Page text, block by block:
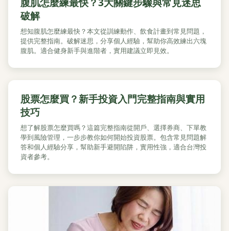
破解
想知腹肌怎麼練最快？本文從訓練動作、飲食計畫到常見問題，
提供完整指南。破解迷思，分享個人經驗，幫助你高效練出六塊
腹肌。適合健身新手與進階者，實用建議立即見效。
股票怎麼買？新手投資入門完整指南與實用
技巧
想了解股票怎麼買嗎？這篇完整指南從開戶、選擇券商、下單教
學到風險管理，一步步教你如何開始投資股票。包含常見問題解
答和個人經驗分享，幫助新手避開陷阱，實用性強，適合台灣投
資者參考。